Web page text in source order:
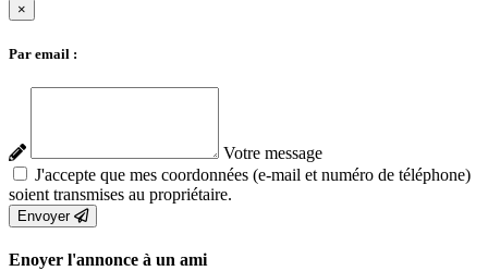
×
Par email :
Votre message
J'accepte que mes coordonnées (e-mail et numéro de téléphone)
soient transmises au propriétaire.
Envoyer
Enoyer l'annonce à un ami